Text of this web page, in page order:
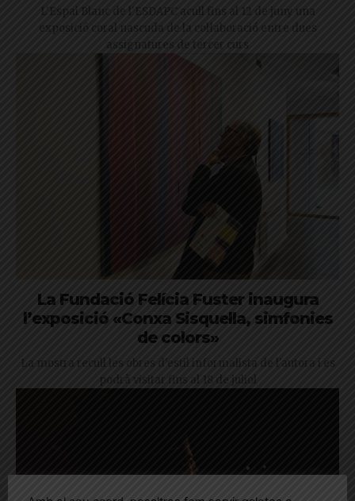
L'Espai Blanc de l'ESDAPC acull fins al 12 de juny una
exposició coral nascuda de la col·laboració entre dues
assignatures de tercer curs
La Fundació Felícia Fuster inaugura
l’exposició «Conxa Sisquella, simfonies
de colors»
La mostra recull les obres d'estil informalista de l'autora i es
podrà visitar fins al 18 de juliol